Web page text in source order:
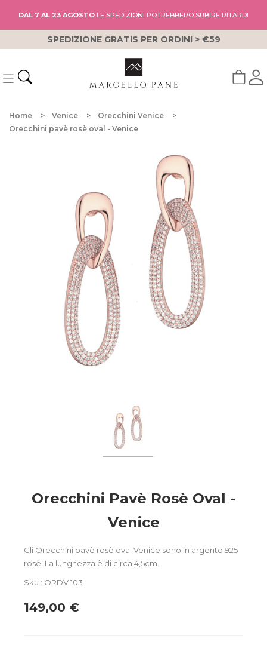
DAL 7 AL 23 AGOSTO LE SPEDIZIONI POTREBBERO SUBIRE RITARDI
SPEDIZIONE GRATIS PER ORDINI > €59
Home Venice
Orecchini Venice
Orecchini pavè rosè oval - Venice
Orecchini Pavè Rosè Oval -
Venice
Gli Orecchini pavè rosè oval Venice sono in argento 925
rosè. La lunghezza è di circa 4,5cm.
Sku : ORDV 103
149,00 €